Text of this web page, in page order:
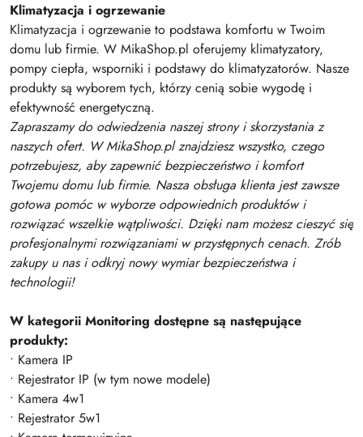
Klimatyzacja i ogrzewanie
Klimatyzacja i ogrzewanie to podstawa komfortu w Twoim
domu lub firmie. W MikaShop.pl oferujemy klimatyzatory,
pompy ciepła, wsporniki i podstawy do klimatyzatorów. Nasze
produkty są wyborem tych, którzy cenią sobie wygodę i
efektywność energetyczną.
Zapraszamy do odwiedzenia naszej strony i skorzystania z
naszych ofert. W MikaShop.pl znajdziesz wszystko, czego
potrzebujesz, aby zapewnić bezpieczeństwo i komfort
Twojemu domu lub firmie. Nasza obsługa klienta jest zawsze
gotowa pomóc w wyborze odpowiednich produktów i
rozwiązać wszelkie wątpliwości. Dzięki nam możesz cieszyć się
profesjonalnymi rozwiązaniami w przystępnych cenach. Zrób
zakupy u nas i odkryj nowy wymiar bezpieczeństwa i
technologii!
W kategorii Monitoring dostępne są następujące
produkty:
• Kamera IP
• Rejestrator IP (w tym nowe modele)
• Kamera 4w1
• Rejestrator 5w1